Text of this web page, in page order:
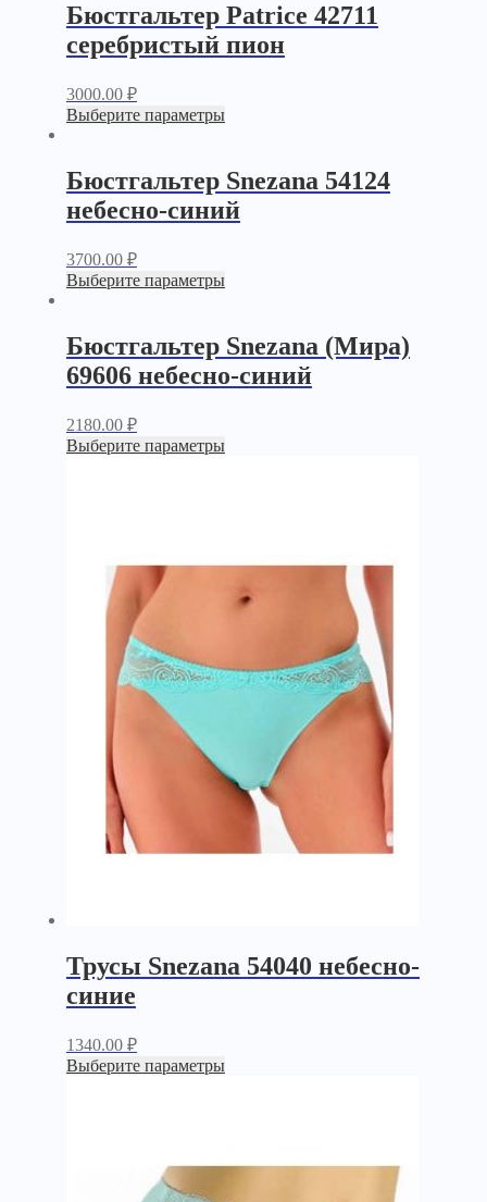
Бюстгальтер Patrice 42711
серебристый пион
3000.00 ₽
Выберите параметры
Бюстгальтер Snezana 54124
небесно-синий
3700.00 ₽
Выберите параметры
Бюстгальтер Snezana (Мира)
69606 небесно-синий
2180.00 ₽
Выберите параметры
Трусы Snezana 54040 небесно-
синие
1340.00 ₽
Выберите параметры